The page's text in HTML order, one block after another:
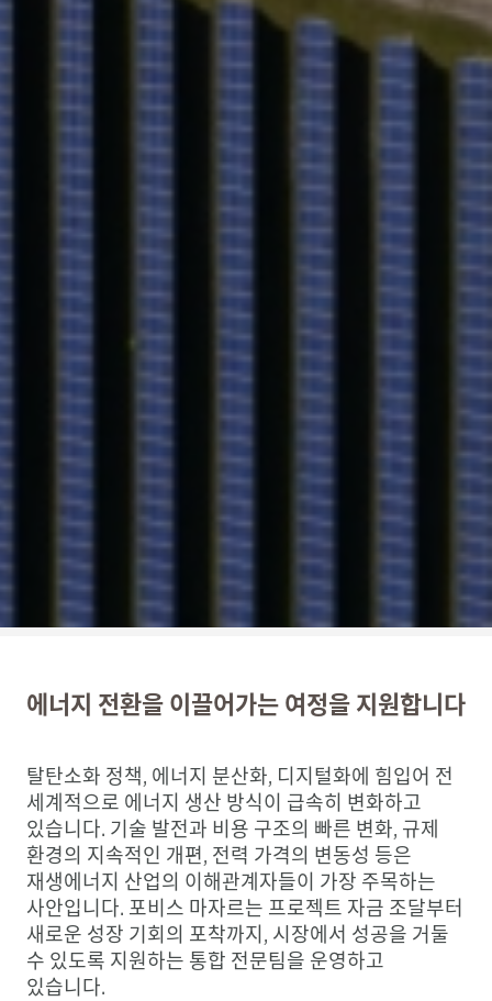
에너지 전환을 이끌어가는 여정을 지원합니다
탈탄소화 정책, 에너지 분산화, 디지털화에 힘입어 전
세계적으로 에너지 생산 방식이 급속히 변화하고
있습니다. 기술 발전과 비용 구조의 빠른 변화, 규제
환경의 지속적인 개편, 전력 가격의 변동성 등은
재생에너지 산업의 이해관계자들이 가장 주목하는
사안입니다. 포비스 마자르는 프로젝트 자금 조달부터
새로운 성장 기회의 포착까지, 시장에서 성공을 거둘
수 있도록 지원하는 통합 전문팀을 운영하고
있습니다.